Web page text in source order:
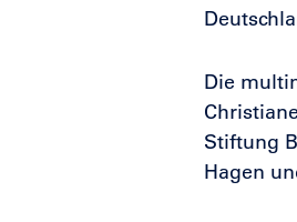
Die
Stiftung
Hagen